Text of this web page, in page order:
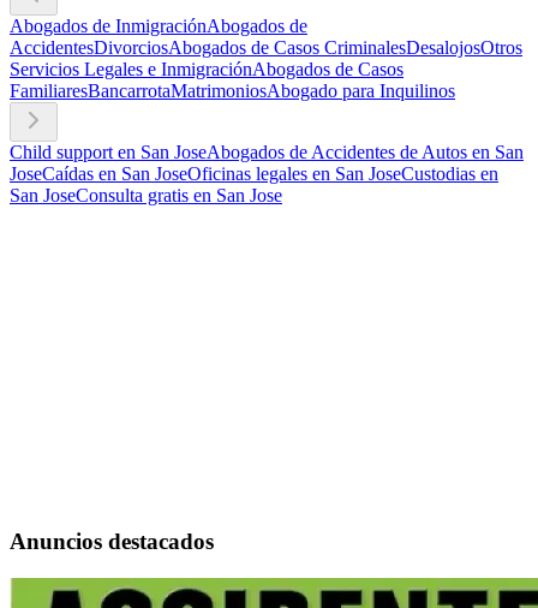
Abogados de InmigraciónAbogados de
AccidentesDivorciosAbogados de Casos CriminalesDesalojosOtros
Servicios Legales e InmigraciónAbogados de Casos
FamiliaresBancarrotaMatrimoniosAbogado para Inquilinos
Child support en San JoseAbogados de Accidentes de Autos en San
JoseCaídas en San JoseOficinas legales en San JoseCustodias en
San JoseConsulta gratis en San Jose
Anuncios destacados